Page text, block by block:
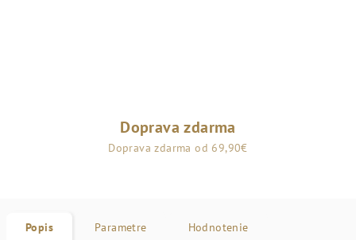
Doprava zdarma
Doprava zdarma od 69,90€
Popis Parametre Hodnotenie